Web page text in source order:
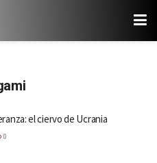
el ciervo de Ucrania
0